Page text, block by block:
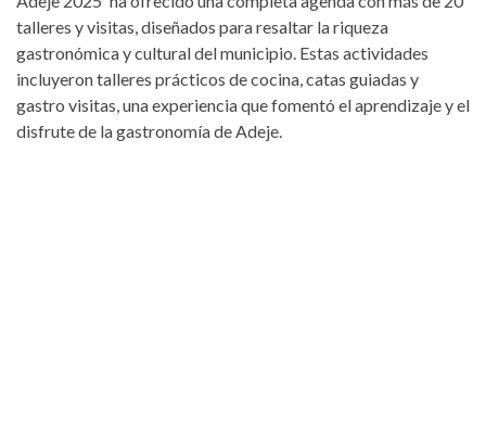
talleres y visitas, diseñados para resaltar la riqueza
gastronómica y cultural del municipio. Estas actividades
incluyeron talleres prácticos de cocina, catas guiadas y
gastro visitas, una experiencia que fomentó el aprendizaje y el
disfrute de la gastronomía de Adeje.